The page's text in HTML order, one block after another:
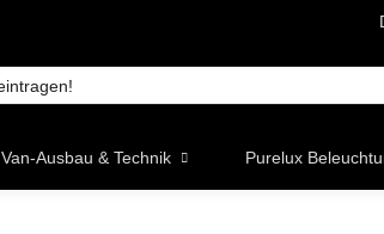
Van-Ausbau & Technik Purelux